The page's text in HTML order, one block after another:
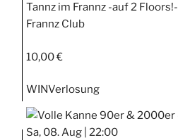
Tannz im Frannz -auf 2 Floors!-
Frannz Club
10,00 €
WINVerlosung
Sa, 08. Aug | 22:00